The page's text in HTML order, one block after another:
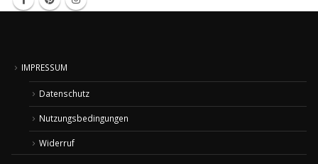
IMPRESSUM
Datenschutz
Nutzungsbedingungen
Widerruf